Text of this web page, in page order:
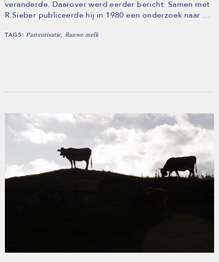
veranderde. Daarover werd eerder bericht. Samen met
R.Sieber publiceerde hij in 1980 een onderzoek naar …
TAGS:Pasteurisatie, Rauwe melk